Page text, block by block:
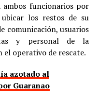
ambos funcionarios por
los restos de su
comunicación, usuarios
y personal de la
operativo de rescate.
azotado al
Guaranao